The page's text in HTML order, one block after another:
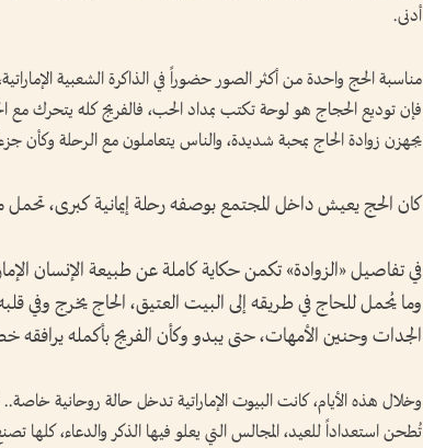
أدنى.
مناسبة الحج واحدة من أكثر الصور حضوراً في الذاكرة الشعبية
فإن توديع الحجاج هو لوحة تكتب بمداد الحب، فالفريج كله يتحرك مع
يجهزن زوادة الحاج بمحبة شديدة، والناس يتعاملون مع الرحلة وكأن
كان الحج يعيش داخل المجتمع بوصفه رحلة إيمانية كبرى، تحمل
في تفاصيل «الزوادة» تكمن حكاية كاملة عن طبيعة الإنسان
وما يُحمل للحاج في طريقه إلى البيت العتيق، الحاج يخرج وفي
الجدات وحنين الأمهات، حتى يبدو وكأن الفريج بأكمله يرافقه
وخلال هذه الأيام، كانت البيوت الإماراتية تدخل حالة روحانية خاصة..
تُطحن استعداداً للعيد، المجالس التي يعلو فيها الذكر والدعاء، كلها